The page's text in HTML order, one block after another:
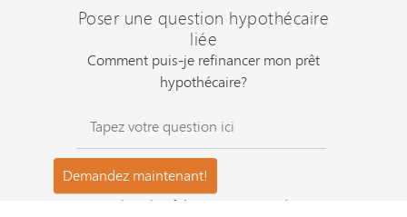
Poser une question hypothécaire
liée
Comment puis-je refinancer mon prêt
hypothécaire?
Questions les plus fréquemment posées ?